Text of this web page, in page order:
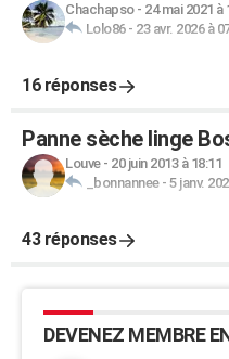
Chachapso- 24 mai 2021 à
Lolo86- 23 avr. 2026 à
16 réponses
Panne sèche linge
Louve- 20 juin 2013 à 18:11
_bonnannee- 5 janv.
43 réponses
DEVENEZ MEMBRE